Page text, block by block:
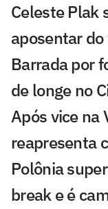
Celeste Plak
aposentar
Barrada por
de longe no
Após vice na
reapresenta
Polônia
break e é